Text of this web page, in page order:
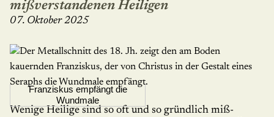
mißverstandenen Heiligen
07. Oktober 2025
Franziskus empfängt die
Wundmale
Wenige Heilige sind so oft und so gründ­lich miß­